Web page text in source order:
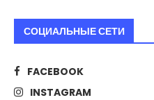
СОЦИАЛЬНЫЕ СЕТИ
FACEBOOK
INSTAGRAM